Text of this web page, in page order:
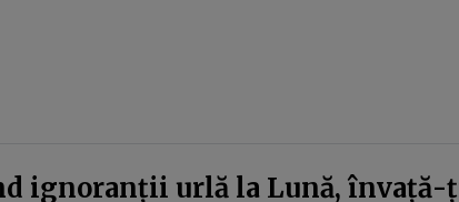
ignoranții urlă la Lună, învață-